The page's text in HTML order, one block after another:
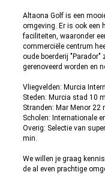
Altaona Golf is een
omgeving. Er is ook een
faciliteiten, waaronder
commerciële centrum
oude boerderij
gerenoveerd worden en
Vliegvelden: Murcia
Steden: Murcia stad 10
Stranden: Mar Menor 22
Scholen: Internationale
Overig: Selectie van
min.
We willen je graag
de al even prachtige